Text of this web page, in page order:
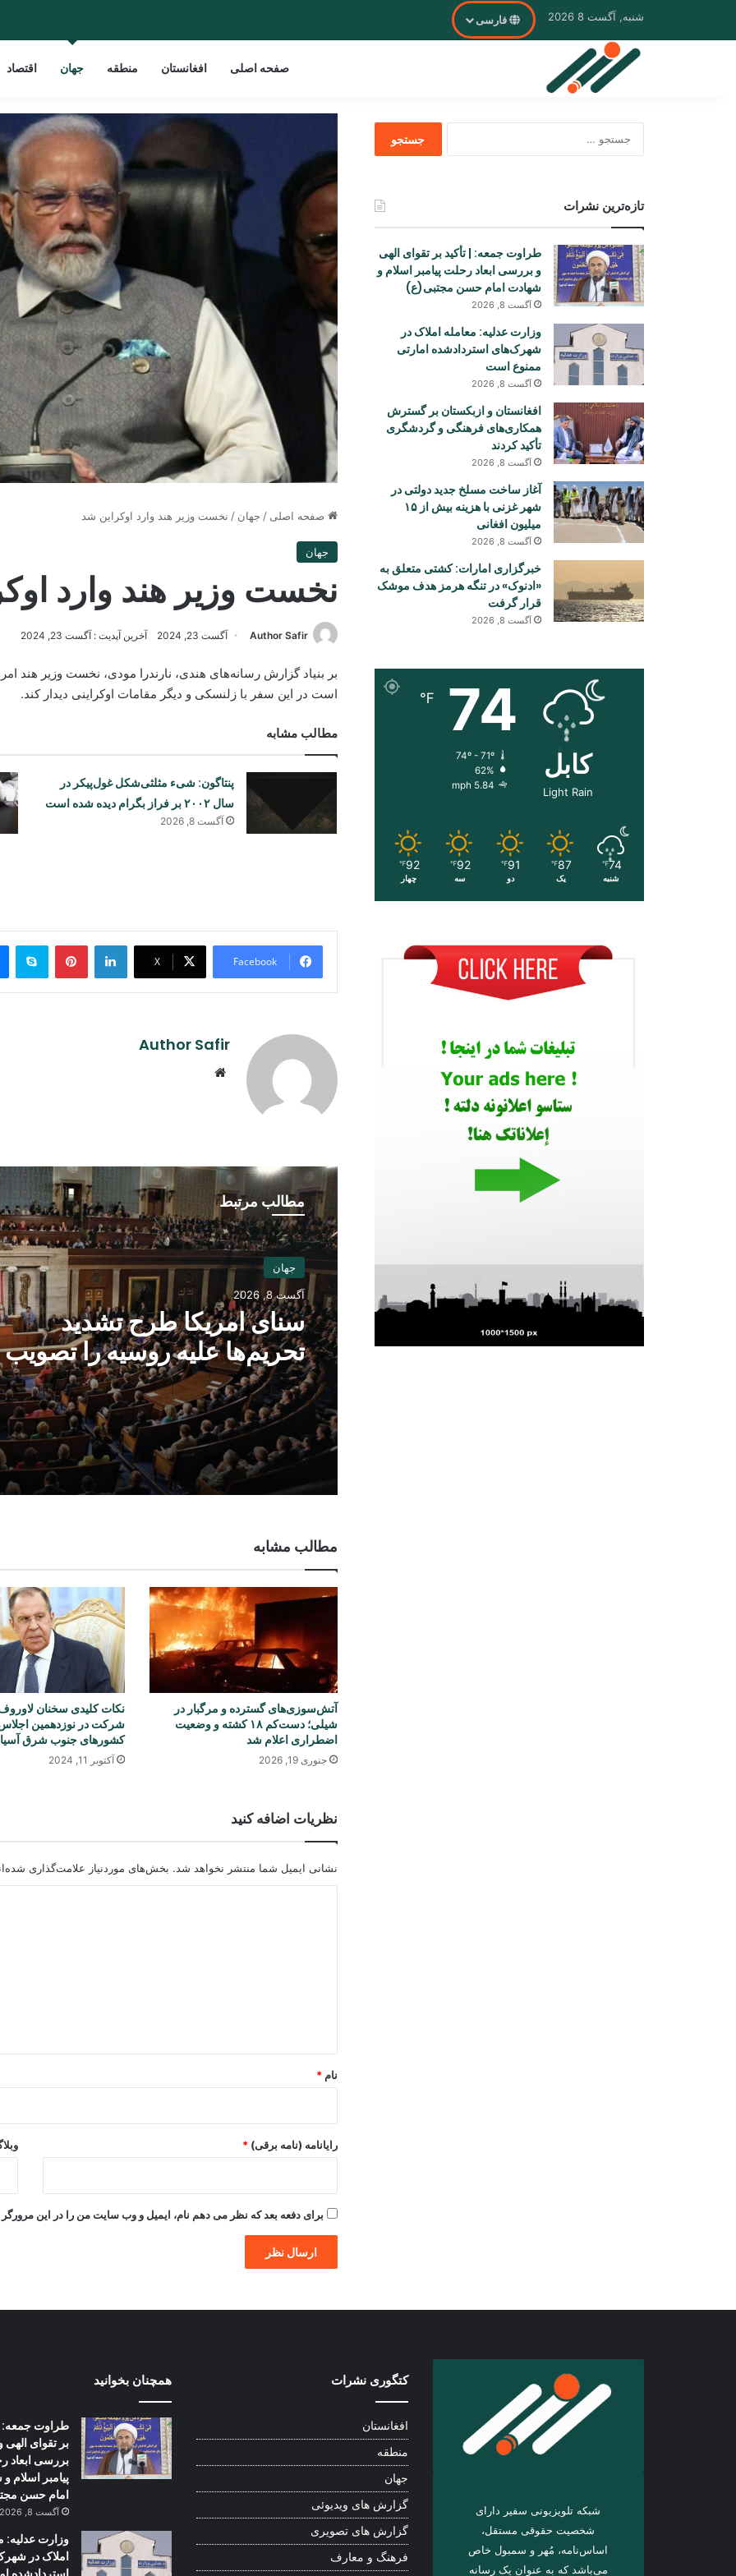
شنبه, آگست 8 2026 فارسی
صفحه اصلی افغانستان منطقه جهان اقتصاد
صفحه اصلی / جهان / نخست وزیر هند وارد اوکراین شد
جهان
نخست وزیر هند وارد
Author Safir آگست 23, 2024 آخرین آپدیت : آگست 23, 2024
است در این سفر با زلنسکی و دیگر مقامات اوکراینی دیدار کند.
مطالب مشابه
پنتاگون: شیء مثلثی‌شکل غول‌پیکر در
سال ۲۰۰۲ بر فراز بگرام دیده شده است
آگست 8, 2026
Facebook
X
LinkedIn
Pinterest
Author Safir
مطالب مرتبط
جهان
آگست 8, 2026
سنای امریکا طرح تشدید
تحریم‌ها علیه روسیه را تصویب
کرد
مطالب مشابه
آتش‌سوزی‌های گسترده و مرگبار در
شیلی؛ دست‌کم ۱۸ کشته و وضعیت
اضطراری اعلام شد
جنوری 19, 2026
نکات کلیدی سخنان
شرکت در نوزدهمین
کشورهای جنوب شرق آسیا
آکتوبر 11, 2024
نظریات اضافه کنید
نشانی ایمیل شما منتشر نخواهد شد. بخش‌های موردنیاز علامت‌گذاری
نام *
رایانامه (نامه برقی) *
برای دفعه بعد که نظر می دهم نام، ایمیل و وب سایت من را در این مرورگر
تازه‌ترین نشرات
طراوت جمعه: | تأکید بر تقوای الهی
و بررسی ابعاد رحلت پیامبر اسلام و
شهادت امام حسن مجتبی(ع)
آگست 8, 2026
وزارت عدلیه: معامله املاک در
شهرک‌های استردادشده امارتی
ممنوع است
آگست 8, 2026
افغانستان و ازبکستان بر گسترش
همکاری‌های فرهنگی و گردشگری
تأکید کردند
آگست 8, 2026
آغاز ساخت مسلخ جدید دولتی در
شهر غزنی با هزینه بیش از ۱۵
میلیون افغانی
آگست 8, 2026
خبرگزاری امارات: کشتی متعلق به
«ادنوک» در تنگه هرمز هدف موشک
قرار گرفت
آگست 8, 2026
کابل
Light Rain
74
℉
74º - 71º
62%
5.84 mph
74
℉
شنبه
87
℉
یک
91
℉
دو
92
℉
سه
92
℉
چهار
شبکه تلویزیونی سفیر دارای
شخصیت حقوقی مستقل،
اساس‌نامه، مُهر و سمبول خاص
می‌باشد که به عنوان یک رسانه
کتگوری نشرات
افغانستان
منطقه
جهان
گزارش های ویدیوئی
گزارش های تصویری
فرهنگ و معارف
همچنان بخوانید
طراوت جمعه: |
بر تقوای الهی
بررسی ابعاد
پیامبر اسلام
امام حسن
آگست 8, 2026
وزارت عدلیه:
املاک در